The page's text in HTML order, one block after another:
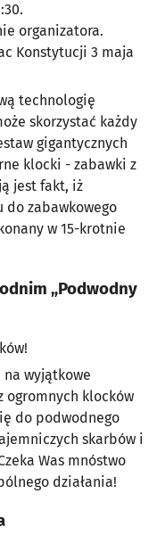
organizatora.
Konstytucji 3 maja
technologię
skorzystać każdy
gigantycznych
klocki - zabawki z
jest fakt, iż
do zabawkowego
w 15-krotnie
„Podwodny
wyjątkowe
ogromnych klocków
do podwodnego
skarbów i
Was mnóstwo
działania!